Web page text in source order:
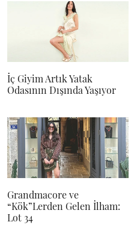
İç Giyim Artık Yatak
Odasının Dışında Yaşıyor
Grandmacore ve
“Kök”Lerden Gelen İlham:
Lot 34